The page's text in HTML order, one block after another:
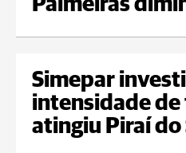
Palmeiras
Simepar
intensidade
atingiu Piraí do